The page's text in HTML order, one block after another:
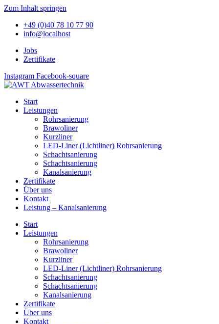
Zum Inhalt springen
+49 (0)40 78 10 77 90
info@localhost
Jobs
Zertifikate
Instagram Facebook-square
Start
Leistungen
Rohrsanierung
Brawoliner
Kurzliner
LED-Liner (Lichtliner) Rohrsanierung
Schachtsanierung
Schachtsanierung
Kanalsanierung
Zertifikate
Über uns
Kontakt
Leistung – Kanalsanierung
Start
Leistungen
Rohrsanierung
Brawoliner
Kurzliner
LED-Liner (Lichtliner) Rohrsanierung
Schachtsanierung
Schachtsanierung
Kanalsanierung
Zertifikate
Über uns
Kontakt